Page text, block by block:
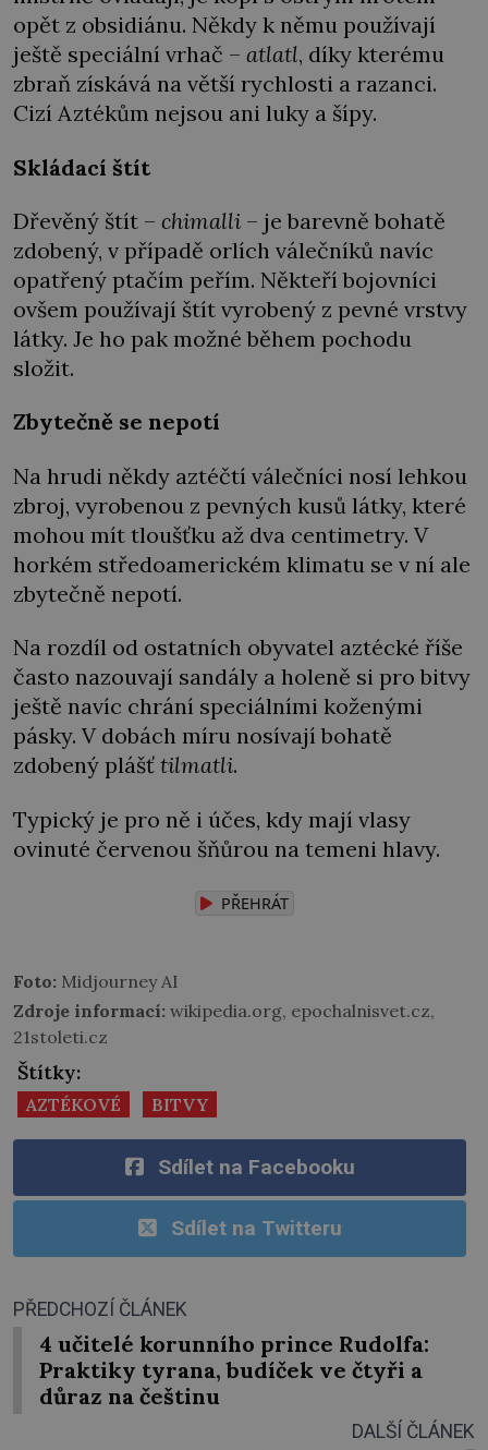
opět z obsidiánu. Někdy k němu používají
ještě speciální vrhač – atlatl, díky kterému
zbraň získává na větší rychlosti a razanci.
Cizí Aztékům nejsou ani luky a šípy.
Skládací štít
Dřevěný štít – chimalli – je barevně bohatě
zdobený, v případě orlích válečníků navíc
opatřený ptačím peřím. Někteří bojovníci
ovšem používají štít vyrobený z pevné vrstvy
látky. Je ho pak možné během pochodu
složit.
Zbytečně se nepotí
Na hrudi někdy aztéčtí válečníci nosí lehkou
zbroj, vyrobenou z pevných kusů látky, které
mohou mít tloušťku až dva centimetry. V
horkém středoamerickém klimatu se v ní ale
zbytečně nepotí.
Na rozdíl od ostatních obyvatel aztécké říše
často nazouvají sandály a holeně si pro bitvy
ještě navíc chrání speciálními koženými
pásky. V dobách míru nosívají bohatě
zdobený plášť tilmatli.
Typický je pro ně i účes, kdy mají vlasy
ovinuté červenou šňůrou na temeni hlavy.
PŘEHRÁT
Foto: Midjourney AI
Zdroje informací: wikipedia.org, epochalnisvet.cz,
21stoleti.cz
Štítky:
AZTÉKOVÉ BITVY
Sdílet na Facebooku
Sdílet na Twitteru
PŘEDCHOZÍ ČLÁNEK
4 učitelé korunního prince Rudolfa:
Praktiky tyrana, budíček ve čtyři a
důraz na češtinu
DALŠÍ ČLÁNEK